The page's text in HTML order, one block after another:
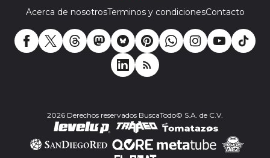
Acerca de nosotrosTerminos y condicionesContacto
2026 Derechos reservados BuscaTodo© S.A. de C.V.